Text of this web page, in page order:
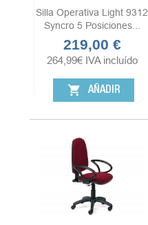
Silla Operativa Light 9312
Syncro 5 Posiciones...
Precio
219,00 €
264,99€ IVA incluído
shopping_cart AÑADIR